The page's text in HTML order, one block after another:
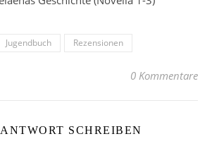
Jugendbuch Rezensionen
0 Kommentare
SCHREIBEN